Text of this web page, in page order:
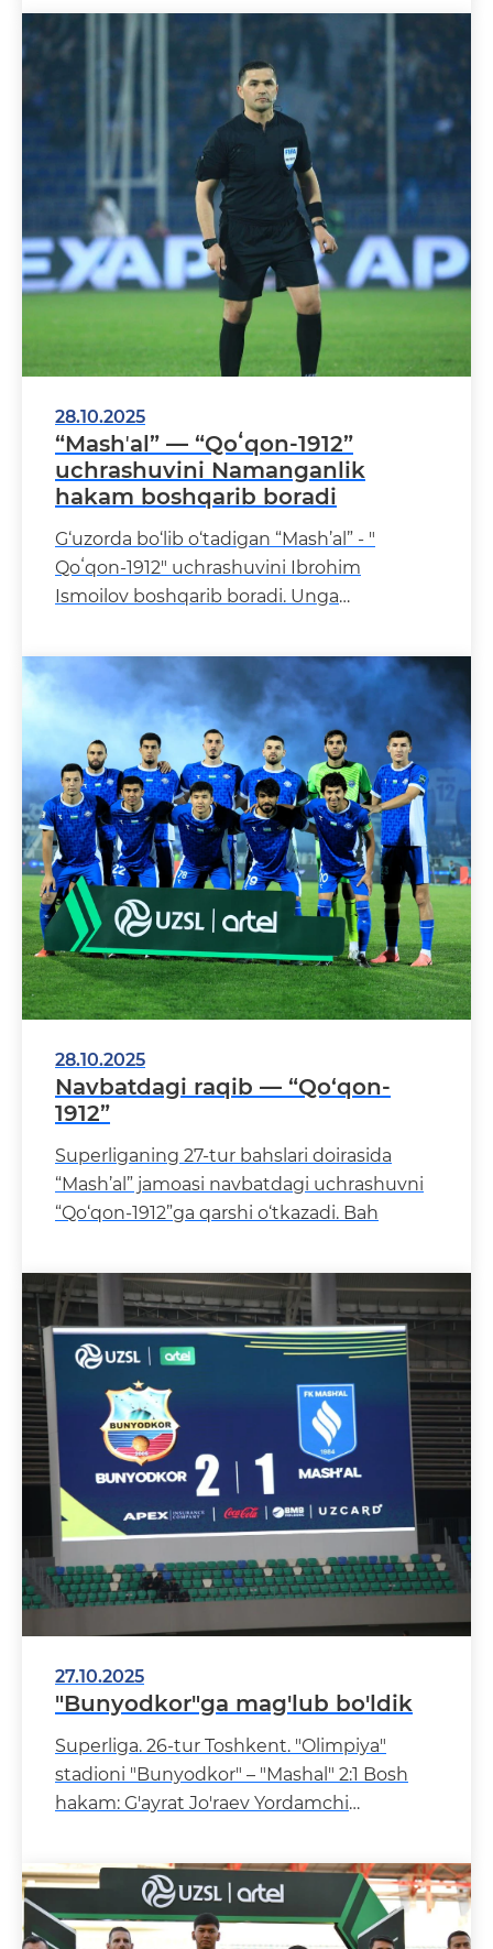
28.10.2025
“Mashʼal” — “Qoʻqon-1912”
uchrashuvini Namanganlik
hakam boshqarib boradi
G‘uzorda bo‘lib o‘tadigan “Mash’al” - "
Qoʻqon-1912" uchrashuvini Ibrohim
Ismoilov boshqarib boradi. Unga
28.10.2025
Navbatdagi raqib — “Qo‘qon-
1912”
Superliganing 27-tur bahslari doirasida
“Mash’al” jamoasi navbatdagi uchrashuvni
“Qo‘qon-1912”ga qarshi o‘tkazadi. Bah
27.10.2025
"Bunyodkor"ga mag'lub bo'ldik
Superliga. 26-tur Toshkent. "Olimpiya"
stadioni "Bunyodkor" – "Mashal" 2:1 Bosh
hakam: G'ayrat Jo'raev Yordamchi